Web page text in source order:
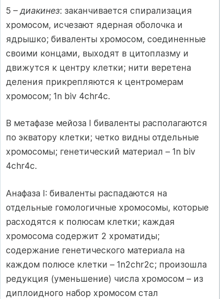
5 – диакинез: заканчивается спирализация
хромосом, исчезают ядерная оболочка и
ядрышко; биваленты хромосом, соединенные
своими концами, выходят в цитоплазму и
движутся к центру клетки; нити веретена
деления прикрепляются к центромерам
хромосом; 1n biv 4chr4c.
В метафазе мейоза I биваленты располагаются
по экватору клетки; четко видны отдельные
хромосомы; генетический материал – 1n biv
4chr4с.
Анафаза I: биваленты распадаются на
отдельные гомологичные хромосомы, которые
расходятся к полюсам клетки; каждая
хромосома содержит 2 хроматиды;
содержание генетического материала на
каждом полюсе клетки – 1n2chr2с; произошла
редукция (уменьшение) числа хромосом – из
диплоидного набор хромосом стал